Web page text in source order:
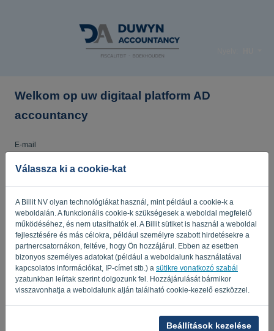
Válassza ki a cookie-kat
A Billit NV olyan technológiákat használ, mint például a cookie-k a
weboldalán. A funkcionális cookie-k szükségesek a weboldal megfelelő
működéséhez, és nem utasíthatók el. A Billit sütiket is használ a weboldal
fejlesztésére és más célokra, például személyre szabott hirdetésekre a
partnercsatornákon, feltéve, hogy Ön hozzájárul. Ebben az esetben
bizonyos személyes adatokat (például a weboldalunk használatával
kapcsolatos információkat, IP-címet stb.) a sütikre vonatkozó szabál
yzatunkban leírtak szerint dolgozunk fel. Hozzájárulását bármikor
visszavonhatja a weboldalunk alján található cookie-kezelő eszközzel.
Beállítások kezelése
Welkom op uw digitaal platform AD
accountancy
E-mail
Jelszó
Emlékeztess Elfelejtett jelszó?
BEJELENTKEZÉS